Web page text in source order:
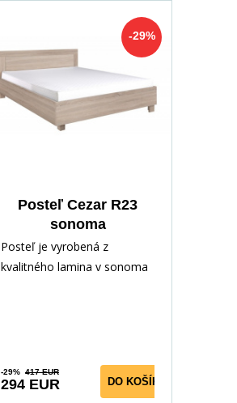
-29%
Posteľ Cezar R23
sonoma
Posteľ je vyrobená z
kvalitného lamina v sonoma
-29% 417 EUR
294 EUR DO KOŠÍKA